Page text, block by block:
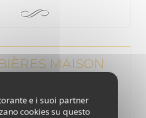
e i suoi partner
cookies su questo
MAISON
nos propres bières, en 75 et